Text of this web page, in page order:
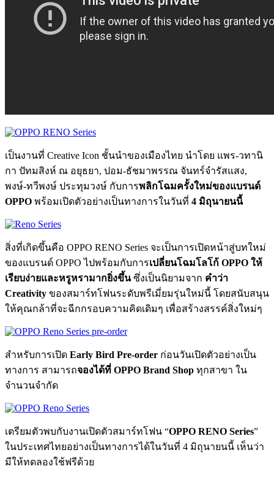
เป็นงานที่ Creative Icon ชั้นนำของเมืองไทย นำโดย แพร-วทานิ
กา ปัทมสิงห์ ณ อยุธยา, ปอม-ธัชมาพรรณ จันทร์จำรัสแสง,
พงษ์-ทวีพงษ์ ประทุมวงษ์ กับการพลิกโฉมครั้งใหม่ของแบรนด์
OPPO พร้อมเปิดตัวอย่างเป็นทางการในวันที่ 4 มิถุนายนนี้
สิ่งที่เกิดขึ้นคือ OPPO RENO Series จะเป็นการเปิดหน้าสู่บทใหม่
ของแบรนด์ OPPO ไปพร้อมกับการเปลี่ยนโฉมโลโก้ OPPO ให้
เรียบง่ายและหรูหรามากยิ่งขึ้นซึ่งเป็นนิยามจาก คำว่า
Creativity ของสมาร์ทโฟนระดับพรีเมี่ยมรุ่นใหม่นี้ โดยสนับสนุน
ให้คุณกล้าที่จะฉีกกรอบความคิดเดิมๆ เพื่อสร้างสรรค์สิ่งใหม่ๆ
สำหรับการเปิด Early Bird Pre-order ก่อนวันเปิดตัวอย่างเป็น
ทางการ สามารถจองได้ที่ OPPO Brand Shop ทุกสาขา ใน
จำนวนจำกัด
เตรียมตัวพบกับงานเปิดตัวสมาร์ทโฟน “OPPO RENO Series”
ในประเทศไทยอย่างเป็นทางการได้ในวันที่ 4 มิถุนายนนี้ เห็นว่า
มีให้ทดลองใช้ฟรีด้วย